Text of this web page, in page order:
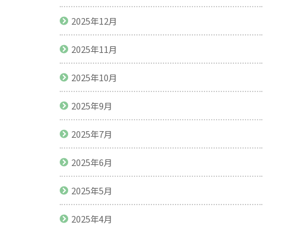
2025年12月
2025年11月
2025年10月
2025年9月
2025年7月
2025年6月
2025年5月
2025年4月